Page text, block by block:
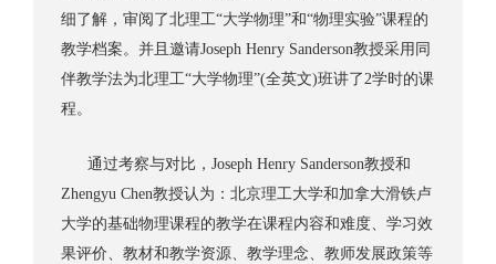
细了解，审阅了北理工“大学物理”和“物理实验”课程的
教学档案。并且邀请Joseph Henry Sanderson教授采用同
伴教学法为北理工“大学物理”(全英文)班讲了2学时的课
程。
通过考察与对比，Joseph Henry Sanderson教授和
Zhengyu Chen教授认为：北京理工大学和加拿大滑铁卢
大学的基础物理课程的教学在课程内容和难度、学习效
果评价、教材和教学资源、教学理念、教师发展政策等